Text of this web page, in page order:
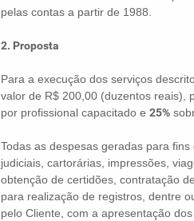
pelas contas a partir de 1988.
2. Proposta
Para a execução dos serviços
valor de R$ 200,00 (duzentos reais),
por profissional capacitado e 25%
Todas as despesas geradas para
judiciais, cartorárias, impressões,
obtenção de certidões, contratação
para realização de registros, dentre
pelo Cliente, com a apresentação